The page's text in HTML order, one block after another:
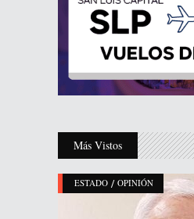
Más Vistos
ESTADO / OPINIÓN